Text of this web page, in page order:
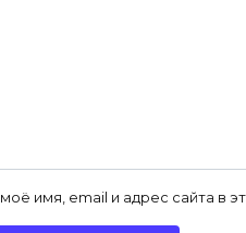
имя, email и адрес сайта в